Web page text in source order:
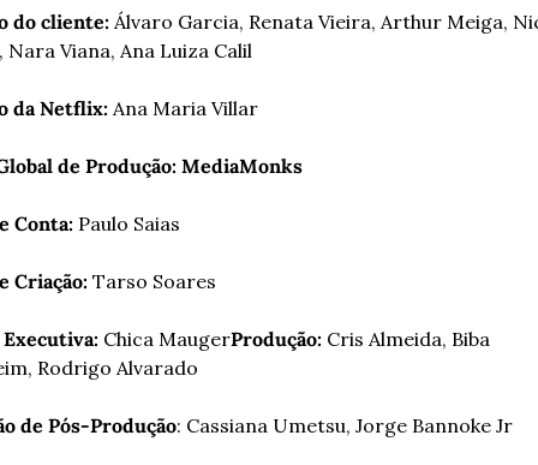
do cliente: Álvaro Garcia, Renata Vieira, Arthur Meiga,
Viana, Ana Luiza Calil
da Netflix: Ana Maria Villar
de Produção: MediaMonks
Conta: Paulo Saias
Criação: Tarso Soares
Chica MaugerProdução: Cris Almeida, Biba
Rodrigo Alvarado
de Pós-Produção: Cassiana Umetsu, Jorge Bannoke Jr